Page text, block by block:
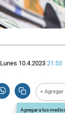
Lunes 10.4.2023 21:53
+
Agregar a tus